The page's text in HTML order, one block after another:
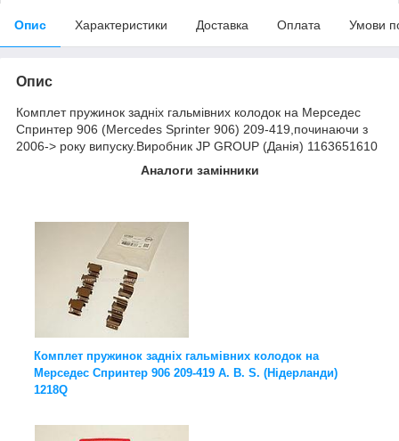
Опис Характеристики Доставка Оплата Умови
Опис
Комплет пружинок задніх гальмівних колодок на Мерседес
Спринтер 906 (Mercedes Sprinter 906) 209-419,починаючи з
2006-> року випуску.Виробник JP GROUP (Данія) 1163651610
Аналоги замінники
Комплет пружинок задніх гальмівних колодок на
Мерседес Спринтер 906 209-419 A. B. S. (Нідерланди)
1218Q